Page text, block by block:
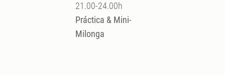
21.00-24.00h
Práctica & Mini-
Milonga